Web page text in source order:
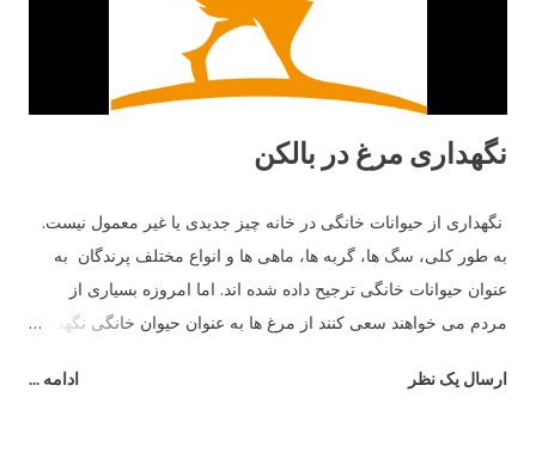
برای شروع تخم‌گذاری مرغ‌های ما بود. نژاد مرغ و تخم گذاری علاوه بر
نگهداری مرغ در بالکن
نگهداری از حیوانات خانگی در خانه چیز جدیدی یا غیر معمول نیست.
به طور کلی، سگ ها، گربه ها، ماهی ها و انواع مختلف پرندگان به
عنوان حیوانات خانگی ترجیح داده شده اند. اما امروزه بسیاری از
مردم می خواهند سعی کنند از مرغ ها به عنوان حیوان خانگی نگهداری
بسیار جالب است که ببینید مردم در پشت بام ها، بالکن ها یا حتی
ارسال یک نظر ادامه ...